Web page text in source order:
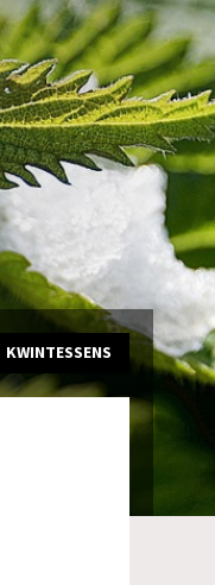
KWINTESSENS